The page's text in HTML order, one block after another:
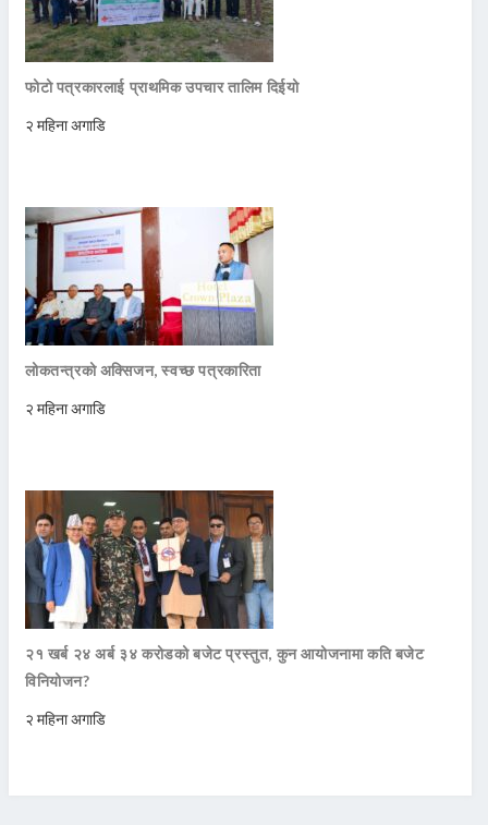
फोटो पत्रकारलाई प्राथमिक उपचार तालिम दिईयो
२ महिना अगाडि
लोकतन्त्रको अक्सिजन, स्वच्छ पत्रकारिता
२ महिना अगाडि
२१ खर्ब २४ अर्ब ३४ करोडको बजेट प्रस्तुत, कुन आयोजनामा कति बजेट
विनियोजन?
२ महिना अगाडि